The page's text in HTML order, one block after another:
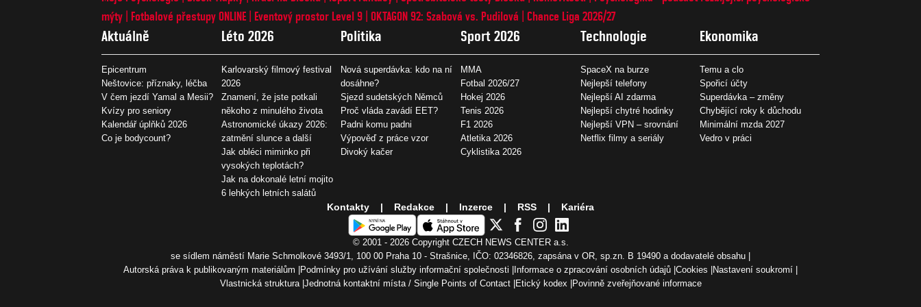
mýty
Fotbalové přestupy ONLINE Eventový prostor Level 9 OKTAGON 92: Szabová vs. Pudilová Chance Liga 2026/27
Aktuálně
Epicentrum
Neštovice: příznaky, léčba
V čem jezdí Yamal a Mesii?
Kvízy pro seniory
Kalendář úplňků 2026
Co je bodycount?
Léto 2026
Karlovarský filmový festival
2026
Znamení, že jste potkali
někoho z minulého života
Astronomické úkazy 2026:
zatmění slunce a další
Jak obléci miminko při
vysokých teplotách?
Jak na dokonalé letní mojito
6 lehkých letních salátů
Politika
Nová superdávka: kdo na ní
dosáhne?
Sjezd sudetských Němců
Proč vláda zavádí EET?
Padni komu padni
Výpověď z práce vzor
Divoký kačer
Sport 2026
MMA
Fotbal 2026/27
Hokej 2026
Tenis 2026
F1 2026
Atletika 2026
Cyklistika 2026
Technologie
SpaceX na burze
Nejlepší telefony
Nejlepší AI zdarma
Nejlepší chytré hodinky
Nejlepší VPN – srovnání
Netflix filmy a seriály
Ekonomika
Temu a clo
Spořicí účty
Superdávka – změny
Chybějící roky k důchodu
Minimální mzda 2027
Vedro v práci
Kontakty Redakce Inzerce RSS Kariéra
© 2001 - 2026 Copyright CZECH NEWS CENTER a.s.
se sídlem náměstí Marie Schmolkové 3493/1, 100 00 Praha 10 - Strašnice, IČO: 02346826, zapsána v OR, sp.zn. B 19490 a dodavatelé obsahu
Autorská práva k publikovaným materiálům
Podmínky pro užívání služby informační společnosti Informace o zpracování osobních údajů Cookies
Nastavení soukromí
Vlastnická struktura Jednotná kontaktní místa / Single Points of Contact Etický kodex Povinně zveřejňované informace